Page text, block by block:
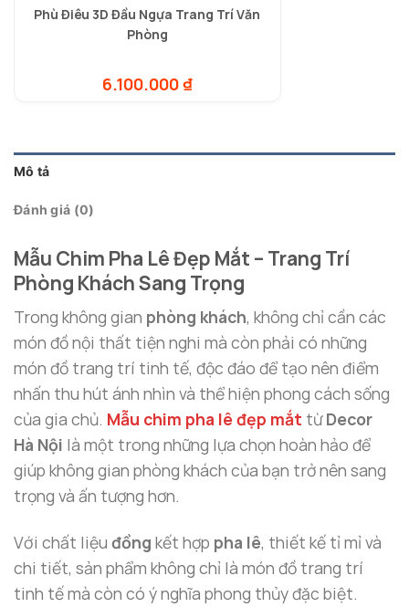
Phù Điêu 3D Đầu Ngựa Trang Trí Văn
Phòng
6.100.000₫
Mô tả
Đánh giá (0)
Mẫu Chim Pha Lê Đẹp Mắt – Trang Trí
Phòng Khách Sang Trọng
Trong không gian phòng khách, không chỉ cần các
món đồ nội thất tiện nghi mà còn phải có những
món đồ trang trí tinh tế, độc đáo để tạo nên điểm
nhấn thu hút ánh nhìn và thể hiện phong cách sống
của gia chủ. Mẫu chim pha lê đẹp mắt từDecor
Hà Nội là một trong những lựa chọn hoàn hảo để
giúp không gian phòng khách của bạn trở nên sang
trọng và ấn tượng hơn.
Với chất liệu đồng kết hợp pha lê, thiết kế tỉ mỉ và
chi tiết, sản phẩm không chỉ là món đồ trang trí
tinh tế mà còn có ý nghĩa phong thủy đặc biệt.